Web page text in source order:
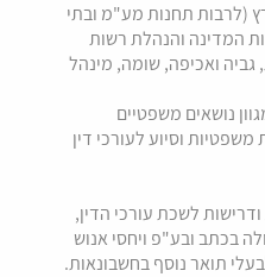
(לרבות תחנות מע"מ ובתי
המדינה והנהלת רשות
ואכיפה, שומה, מינהל
נושאים משפטיים
וסיוע לעורכי דין
לשכת עורכי הדין,
בכתב ובע"פ ויחסי אנוש
תואר נוסף בחשבונאות.